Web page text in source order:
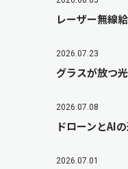
レーザー無線
2026.07.23
グラスが放つ光
2026.07.08
ドローンとAI
2026.07.01